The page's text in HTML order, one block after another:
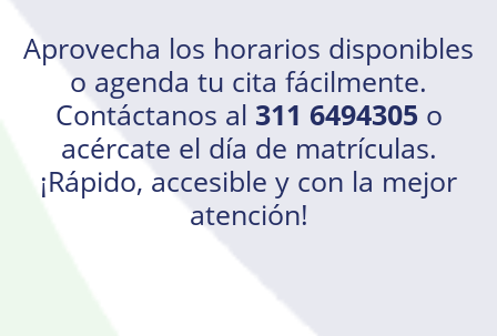
Aprovecha los horarios disponibles
o agenda tu cita fácilmente.
Contáctanos al 311 6494305o
acércate el día de matrículas.
¡Rápido, accesible y con la mejor
atención!